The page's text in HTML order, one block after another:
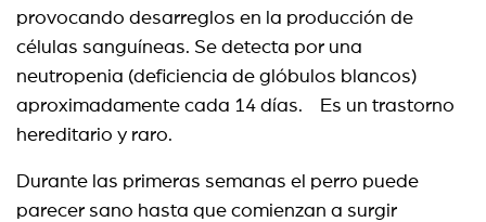
provocando desarreglos en la producción de
células sanguíneas. Se detecta por una
neutropenia (deficiencia de glóbulos blancos)
aproximadamente cada 14 días. Es un trastorno
hereditario y raro.
Durante las primeras semanas el perro puede
parecer sano hasta que comienzan a surgir